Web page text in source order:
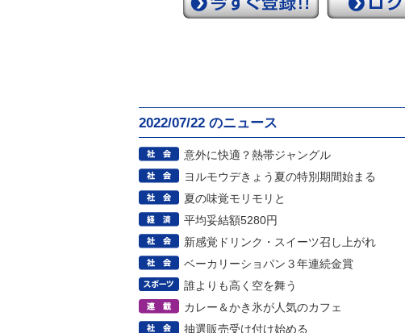
2022/07/22 のニュース
意外に快適？熱帯ジャングル
ヨルモウデきょう夏の特別期間始まる
夏の味覚モリモリと
平均妥結額5280円
新感覚ドリンク・スイーツ召し上がれ
ベーカリーショパン３年連続金賞
誰よりも高く空を舞う
カレー＆かき氷が人気のカフェ
抽選販売受け付け始める